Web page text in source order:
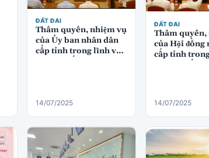
ĐẤT ĐAI
Thẩm quyền, nhiệm vụ
của Ủy ban nhân dân
cấp tỉnh trong lĩnh vực
14/07/2025
ĐẤT ĐAI
Thẩm quyền,
của Hội đồng
cấp tỉnh
14/07/2025